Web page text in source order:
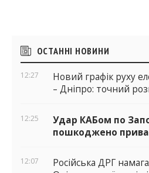
Бічні
віджети
ОСТАННІ НОВИНИ
12:27
Новий графік руху
– Дніпро: точний
12:25
Удар КАБом по
пошкоджено
12:07
Російська ДРГ